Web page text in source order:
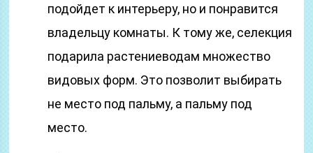
подойдет к интерьеру, но и понравится
владельцу комнаты. К тому же, селекция
подарила растениеводам множество
видовых форм. Это позволит выбирать
не место под пальму, а пальму под
место.